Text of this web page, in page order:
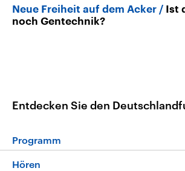
Neue Freiheit auf dem Acker
Ist
noch Gentechnik?
Entdecken Sie den
Programm
Programm
Hören